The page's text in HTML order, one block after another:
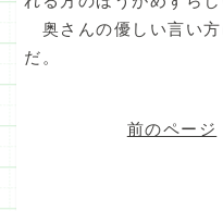
奥さんの優しい言い方
だ。
前のページ